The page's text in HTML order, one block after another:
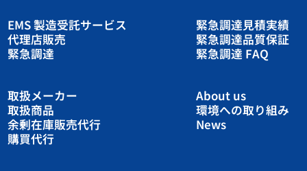
EMS 製造受託サービス
代理店販売
緊急調達
取扱メーカー
取扱商品
余剰在庫販売代行
購買代行
緊急調達見積実績
緊急調達品質保証
緊急調達 FAQ
About us
環境への取り組み
News